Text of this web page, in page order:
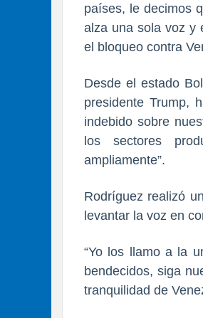
países, le decimos
alza una sola voz y
el bloqueo contra
Desde el estado
presidente Trump,
indebido sobre
los sectores
ampliamente”.
Rodríguez realizó
levantar la voz en
“Yo los llamo a la
bendecidos, siga
tranquilidad de